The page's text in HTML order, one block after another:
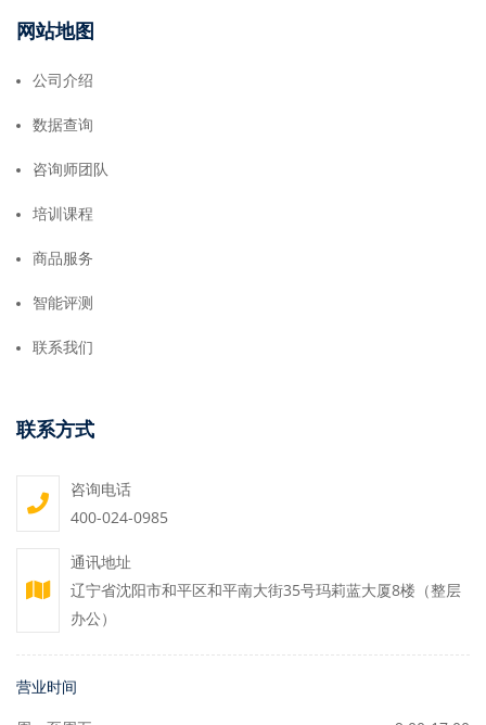
网站地图
公司介绍
数据查询
咨询师团队
培训课程
商品服务
智能评测
联系我们
联系方式
咨询电话
400-024-0985
通讯地址
辽宁省沈阳市和平区和平南大街35号玛莉蓝大厦8楼（整层
办公）
营业时间